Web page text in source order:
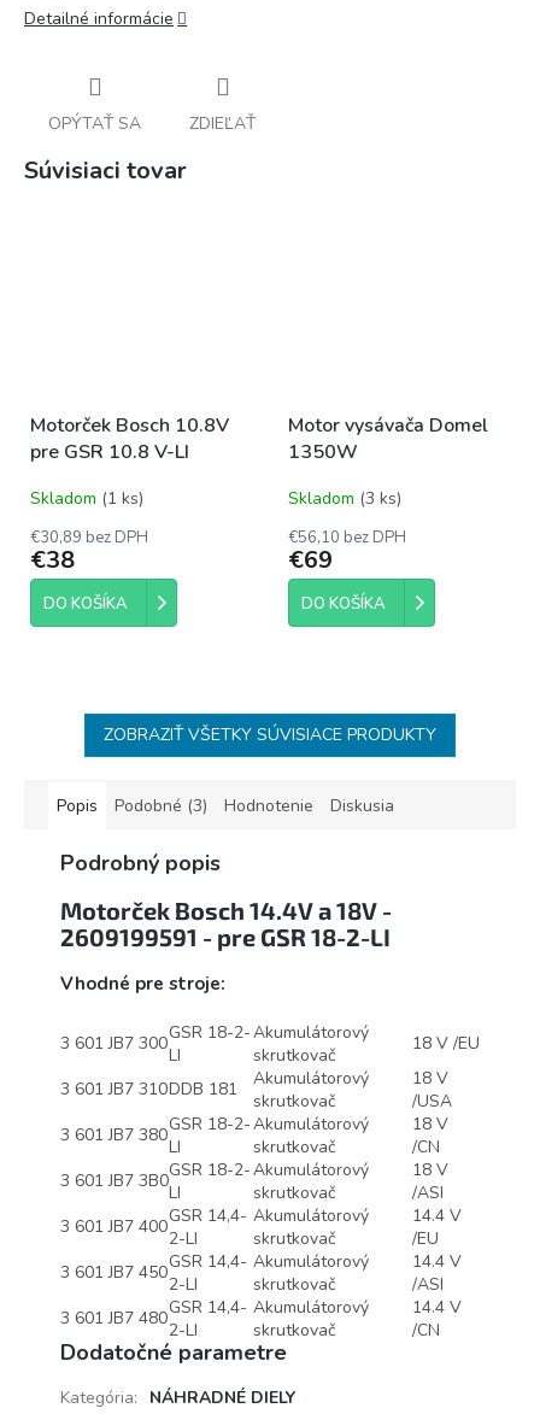
Detailné informácie
OPÝTAŤ SA ZDIEĽAŤ
Súvisiaci tovar
Motorček Bosch 10.8V
pre GSR 10.8 V-LI
Skladom (1 ks)
€30,89 bez DPH
€38
DO KOŠÍKA
Motor vysávača Domel
1350W
Skladom (3 ks)
€56,10 bez DPH
€69
DO KOŠÍKA
ZOBRAZIŤ VŠETKY SÚVISIACE PRODUKTY
Popis Podobné (3) Hodnotenie Diskusia
Podrobný popis
Motorček Bosch 14.4V a 18V -
2609199591 - pre GSR 18-2-LI
Vhodné pre stroje:
3 601 JB7 300GSR 18-2-
LI
Akumulátorový
skrutkovač
18 V /EU
3 601 JB7 310DDB 181
Akumulátorový
skrutkovač
18 V
/USA
3 601 JB7 380GSR 18-2-
LI
Akumulátorový
skrutkovač
18 V
/CN
3 601 JB7 3B0GSR 18-2-
LI
Akumulátorový
skrutkovač
18 V
/ASI
3 601 JB7 400GSR 14,4-
2-LI
Akumulátorový
skrutkovač
14.4 V
/EU
3 601 JB7 450GSR 14,4-
2-LI
Akumulátorový
skrutkovač
14.4 V
/ASI
3 601 JB7 480GSR 14,4-
2-LI
Akumulátorový
skrutkovač
14.4 V
/CN
Dodatočné parametre
Kategória:
NÁHRADNÉ DIELY